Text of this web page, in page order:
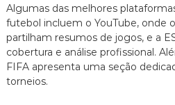
Algumas das melhores
futebol incluem o YouTube, onde
partilham resumos de jogos, e a
cobertura e análise profissional.
FIFA apresenta uma seção
torneios.